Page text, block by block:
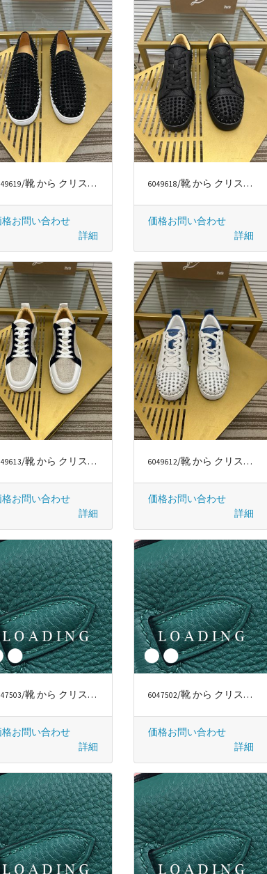
/靴 から クリスチャンルブタン/CHRISTIAN LOUBOUTIN
格お問い合わせ
詳細
6049618/靴 から クリスチャンルブタン/CHRISTIAN LOUBOUTIN
価格お問い合わせ
詳細
/靴 から クリスチャンルブタン/CHRISTIAN LOUBOUTIN
格お問い合わせ
詳細
6049612/靴 から クリスチャンルブタン/CHRISTIAN LOUBOUTIN
価格お問い合わせ
詳細
/靴 から クリスチャンルブタン/CHRISTIAN LOUBOUTIN
格お問い合わせ
詳細
6047502/靴 から クリスチャンルブタン/CHRISTIAN LOUBOUTIN
価格お問い合わせ
詳細